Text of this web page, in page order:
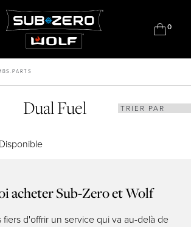
Designer
Professionnelle
Cuisinières Mixtes
À Brûleurs Étanches
Cuisson Induction
Cuisson Gaz
Chefs
Demos
0
Dual Fuel
acheter Sub-Zero et Wolf
fiers d'offrir un service qui va au-delà de